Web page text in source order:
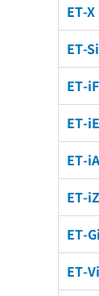
ET-X
ET-Si
ET-iF
ET-iE
ET-
ET-iZ
ET-Gi
ET-Vi